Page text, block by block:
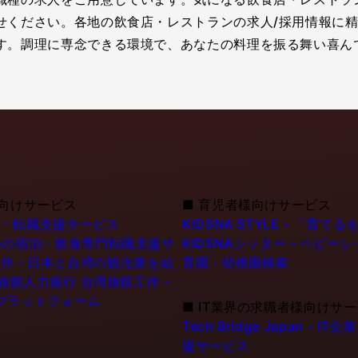
ださい。各地の飲食店・レストランの求人/採用情報に
調理に専念できる環境で、あなたの料理を振る舞い喜
けサービス
転職支援サービス
宿泊・飲食専門転職支援サ
- 日本と台湾の観光業を結
館人力銀行 台湾旅館工作 -
ラットフォーム
■ 育児者様向けサービス
KIDSNA STYLE - 「育てる
KIDSNAシッター - ベビーシ
育園・幼稚園検索
■ IT業界の求職者様向けサ
Tech Bridge Japan - IT企業
援サービス